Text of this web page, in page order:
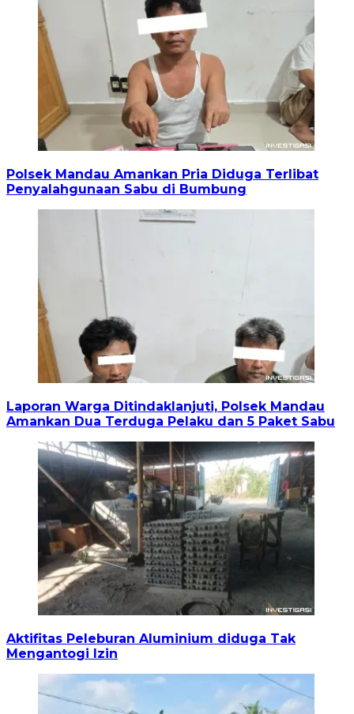
Polsek Mandau Amankan Pria Diduga Terlibat
Penyalahgunaan Sabu di Bumbung
Laporan Warga Ditindaklanjuti, Polsek Mandau
Amankan Dua Terduga Pelaku dan 5 Paket Sabu
Aktifitas Peleburan Aluminium diduga Tak
Mengantogi Izin